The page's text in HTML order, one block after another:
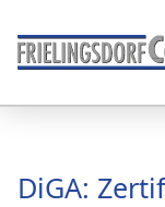
DiGA: